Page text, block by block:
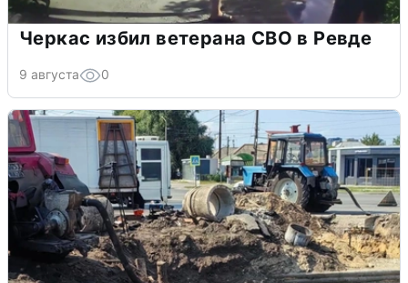
Черкас избил ветерана СВО в Ревде
9 августа 0